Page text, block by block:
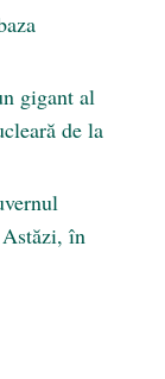
gigant al
de la
în